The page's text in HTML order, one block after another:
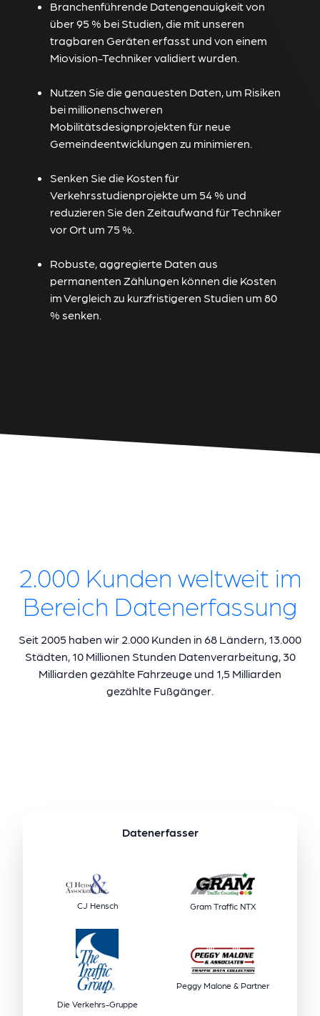
Branchenführende Datengenauigkeit von
über 95 % bei Studien, die mit unseren
tragbaren Geräten erfasst und von einem
Miovision-Techniker validiert wurden.
Nutzen Sie die genauesten Daten, um Risiken
bei millionenschweren
Mobilitätsdesignprojekten für neue
Gemeindeentwicklungen zu minimieren.
Senken Sie die Kosten für
Verkehrsstudienprojekte um 54 % und
reduzieren Sie den Zeitaufwand für Techniker
vor Ort um 75 %.
Robuste, aggregierte Daten aus
permanenten Zählungen können die Kosten
im Vergleich zu kurzfristigeren Studien um 80
% senken.
2.000 Kunden weltweit im
Bereich Datenerfassung
Seit 2005 haben wir 2.000 Kunden in 68 Ländern, 13.000
Städten, 10 Millionen Stunden Datenverarbeitung, 30
Milliarden gezählte Fahrzeuge und 1,5 Milliarden
gezählte Fußgänger.
Datenerfasser
CJ Hensch Gram Traffic NTX
Die Verkehrs-Gruppe
Peggy Malone & Partner